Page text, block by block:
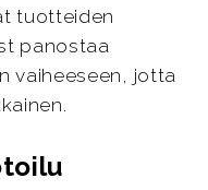
tuotteiden
panostaa
vaiheeseen, jotta